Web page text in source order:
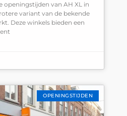
openingstijden van AH XL in
variant van de bekende
Deze winkels bieden een
OPENINGSTIJDEN